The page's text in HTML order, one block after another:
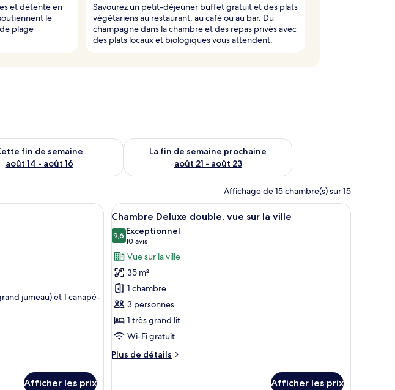
et détente en
le
plage
Savourez un petit-déjeuner buffet gratuit et des plats
végétariens au restaurant, au café ou au bar. Du
champagne dans la chambre et des repas privés avec
des plats locaux et biologiques vous attendent.
fin de semaine
août 14 - août 16
pour cette fin de semaine août 14 - août 16
La fin de semaine prochaine
août 21 - août 23
Vérifier la disponibilité pour la fin de semaine prochaine août
Affichage de 15 chambre(s) sur 15
et une vue sur la verdure.
chambre d’hôtel moderne avec un grand lit, un téléviseur fixé au mur et un décor mural en panneaux de bois.
jumeau) et 1 canapé-
Afficher les prix
Afficher
toutes
les
photos
pour
ce
type
de
chambre :
Chambre
Deluxe
Une chambre d’hôtel moderne, dotée
6
Chambre Deluxe double, vue sur la ville
9,69,6 sur 10
Exceptionnel
10 avis
(10 avis)
Vue sur la ville
35 m²
1 chambre
3 personnes
1 très grand lit
Wi-Fi gratuit
Plus de détails
Plus
Afficher les prix